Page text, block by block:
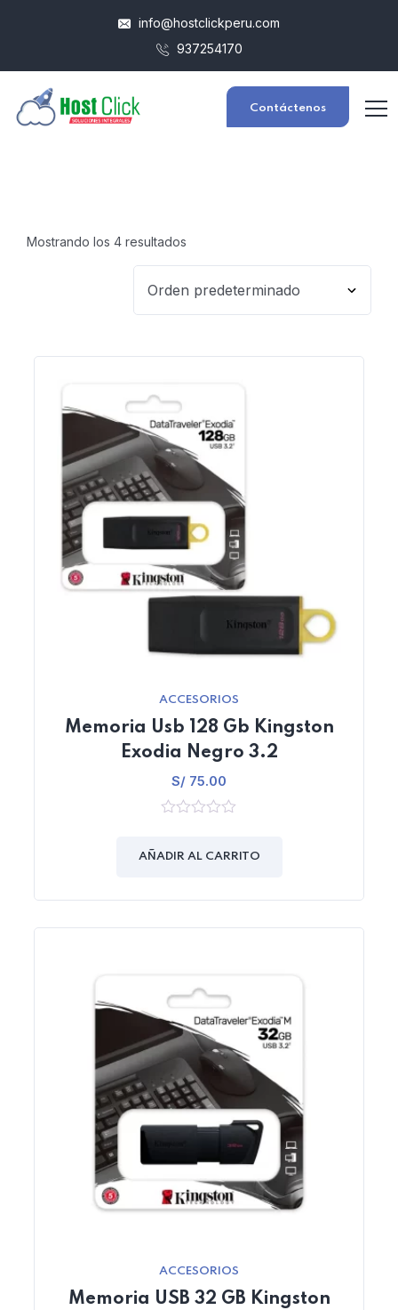
info@hostclickperu.com
937254170
Contáctenos
Mostrando los 4 resultados
ACCESORIOS
Memoria Usb 128 Gb Kingston
Exodia Negro 3.2
S/ 75.00
of
AÑADIR AL CARRITO
ACCESORIOS
Memoria USB 32 GB Kingston